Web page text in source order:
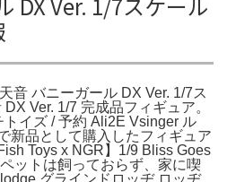
音 バニーガール DX Ver. 1/7ス
Ver. 1/7 完成品フィギュア。
イズ / 予約 Ali2E Vsinger ル
新品として購入したフィギュア
Toys x NGR】1/9 Bliss Goes
ットは飼っておらず、家に喫
グラインドロッヂ ロッヂ